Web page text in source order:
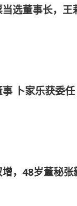
选董事长，王
卜家乐获委任
，48岁董秘张